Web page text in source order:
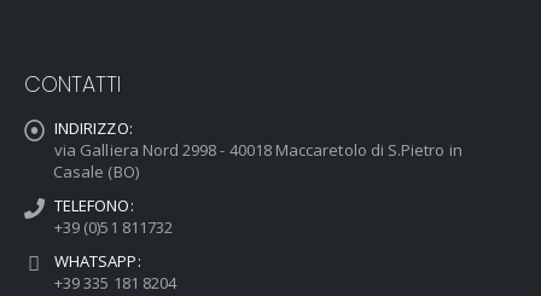
CONTATTI
INDIRIZZO:
via Galliera Nord 2998 - 40018 Maccaretolo di S.Pietro in
Casale (BO)
TELEFONO:
+39 (0)51 811732
WHATSAPP:
+39 335 181 8204